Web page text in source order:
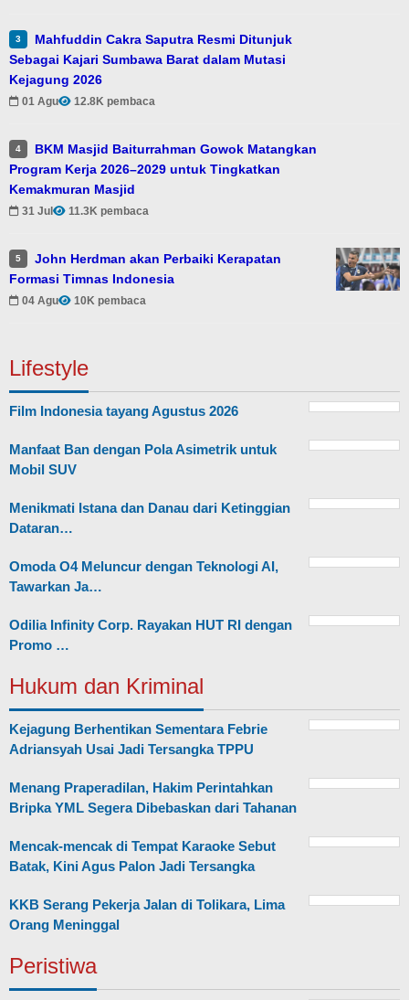
3
Mahfuddin Cakra Saputra Resmi Ditunjuk
Sebagai Kajari Sumbawa Barat dalam Mutasi
Kejagung 2026
01 Agu 12.8K pembaca
4
BKM Masjid Baiturrahman Gowok Matangkan
Program Kerja 2026–2029 untuk Tingkatkan
Kemakmuran Masjid
31 Jul 11.3K pembaca
5
John Herdman akan Perbaiki Kerapatan
Formasi Timnas Indonesia
04 Agu 10K pembaca
Lifestyle
Film Indonesia tayang Agustus 2026
Manfaat Ban dengan Pola Asimetrik untuk
Mobil SUV
Menikmati Istana dan Danau dari Ketinggian
Dataran…
Omoda O4 Meluncur dengan Teknologi AI,
Tawarkan Ja…
Odilia Infinity Corp. Rayakan HUT RI dengan
Promo …
Hukum dan Kriminal
Kejagung Berhentikan Sementara Febrie
Adriansyah Usai Jadi Tersangka TPPU
Menang Praperadilan, Hakim Perintahkan
Bripka YML Segera Dibebaskan dari Tahanan
Mencak-mencak di Tempat Karaoke Sebut
Batak, Kini Agus Palon Jadi Tersangka
KKB Serang Pekerja Jalan di Tolikara, Lima
Orang Meninggal
Peristiwa